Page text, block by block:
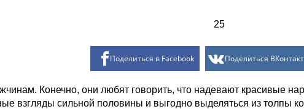
Поделиться в Facebook Поделиться
Конечно, они любят говорить, что надевают красивые
взгляды сильной половины и выгодно выделяться из толпы